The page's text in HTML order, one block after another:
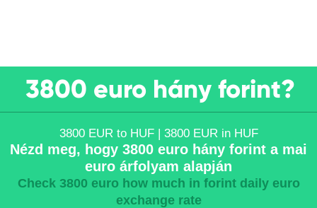
3800 euro hány forint?
3800 EUR to HUF | 3800 EUR in HUF
Nézd meg, hogy 3800 euro hány forint a mai
euro árfolyam alapján
Check 3800 euro how much in forint daily euro
exchange rate